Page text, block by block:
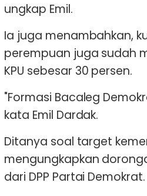
ungkap Emil.
Ia juga menambahkan,
perempuan juga sudah
KPU sebesar 30 persen.
"Formasi Bacaleg
kata Emil Dardak.
Ditanya soal target
mengungkapkan
dari DPP Partai Demokrat.